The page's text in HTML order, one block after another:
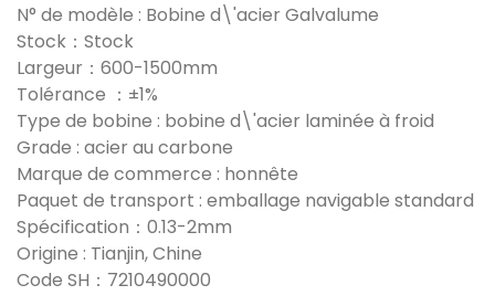
N° de modèle : Bobine d\'acier Galvalume
Stock：Stock
Largeur：600-1500mm
Tolérance ：±1%
Type de bobine : bobine d\'acier laminée à froid
Grade : acier au carbone
Marque de commerce : honnête
Paquet de transport : emballage navigable standard
Spécification：0.13-2mm
Origine : Tianjin, Chine
Code SH：7210490000